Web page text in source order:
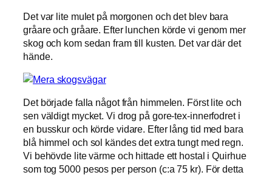
Det var lite mulet på morgonen och det blev bara
gråare och gråare. Efter lunchen körde vi genom mer
skog och kom sedan fram till kusten. Det var där det
hände.
Det började falla något från himmelen. Först lite och
sen väldigt mycket. Vi drog på gore-tex-innerfodret i
en busskur och körde vidare. Efter lång tid med bara
blå himmel och sol kändes det extra tungt med regn.
Vi behövde lite värme och hittade ett hostal i Quirhue
som tog 5000 pesos per person (c:a 75 kr). För detta